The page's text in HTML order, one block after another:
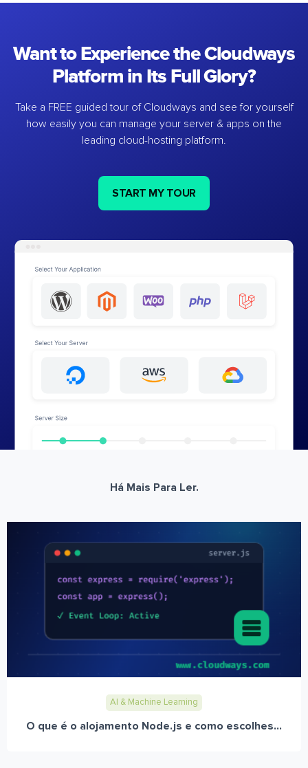
Want to Experience the Cloudways
Platform in Its Full Glory?
Take a FREE guided tour of Cloudways and see for yourself
how easily you can manage your server & apps on the
leading cloud-hosting platform.
START MY TOUR
Há Mais Para Ler.
AI & Machine Learning
O que é o alojamento Node.js e como escolhes...